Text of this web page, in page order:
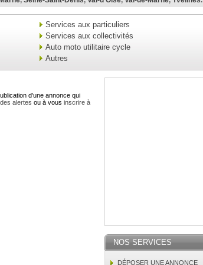
Services aux particuliers
Services aux collectivités
Auto moto utilitaire cycle
Autres
d'une annonce qui
alertes ou à vous inscrire à
NOS SERVICES
DÉPOSER UNE ANNONCE